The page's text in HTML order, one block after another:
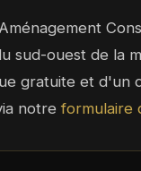
sud-ouest de la
gratuite et d'un
notreformulaire